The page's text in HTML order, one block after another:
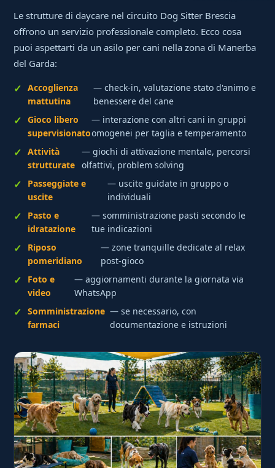
Le strutture di daycare nel circuito Dog Sitter Brescia
offrono un servizio professionale completo. Ecco cosa
puoi aspettarti da un asilo per cani nella zona di Manerba
del Garda:
Accoglienza
mattutina
— check-in, valutazione stato d'animo e
benessere del cane
Gioco libero
supervisionato
— interazione con altri cani in gruppi
omogenei per taglia e temperamento
Attività
strutturate
— giochi di attivazione mentale, percorsi
olfattivi, problem solving
Passeggiate e
uscite
— uscite guidate in gruppo o
individuali
Pasto e
idratazione
— somministrazione pasti secondo le
tue indicazioni
Riposo
pomeridiano
— zone tranquille dedicate al relax
post-gioco
Foto e
video
— aggiornamenti durante la giornata via
WhatsApp
Somministrazione
farmaci
— se necessario, con
documentazione e istruzioni